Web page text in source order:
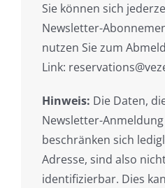
Sie können sich
Newsletter-
nutzen Sie zum
Link:
Hinweis: Die Daten,
Newsletter-
beschränken sich
Adresse, sind also
identifizierbar. Dies